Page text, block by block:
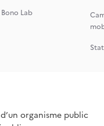
Lab
organisme public